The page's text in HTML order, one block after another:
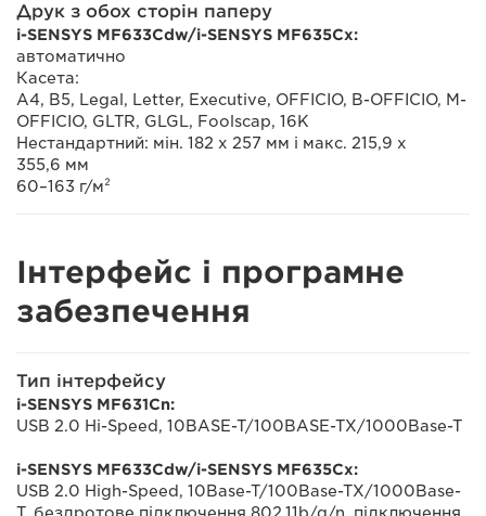
Друк з обох сторін паперу
i-SENSYS MF633Cdw/i-SENSYS MF635Cx:
автоматично
Касета:
A4, B5, Legal, Letter, Executive, OFFICIO, B-OFFICIO, M-
OFFICIO, GLTR, GLGL, Foolscap, 16K
Нестандартний: мін. 182 x 257 мм і макс. 215,9 x
355,6 мм
60–163 г/м²
Інтерфейс і програмне
забезпечення
Тип інтерфейсу
i-SENSYS MF631Cn:
USB 2.0 Hi-Speed, 10BASE-T/100BASE-TX/1000Base-T
i-SENSYS MF633Cdw/i-SENSYS MF635Cx:
USB 2.0 High-Speed, 10Base-T/100Base-TX/1000Base-